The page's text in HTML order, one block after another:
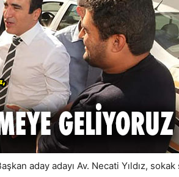
aday adayı Av. Necati Yıldız, sokak